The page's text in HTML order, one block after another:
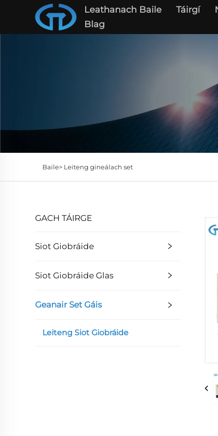
Leathanach Baile Táirgí
Blag
Baile> Leiteng gineálach set
GACH TÁIRGE
Siot Giobráide
Siot Giobráide Glas
Geanair Set Gáis
Leiteng Siot Giobráide